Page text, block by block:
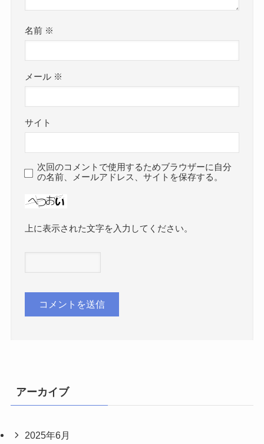
名前 ※
メール ※
サイト
次回のコメントで使用するためブラウザーに自分
の名前、メールアドレス、サイトを保存する。
上に表示された文字を入力してください。
アーカイブ
2025年6月